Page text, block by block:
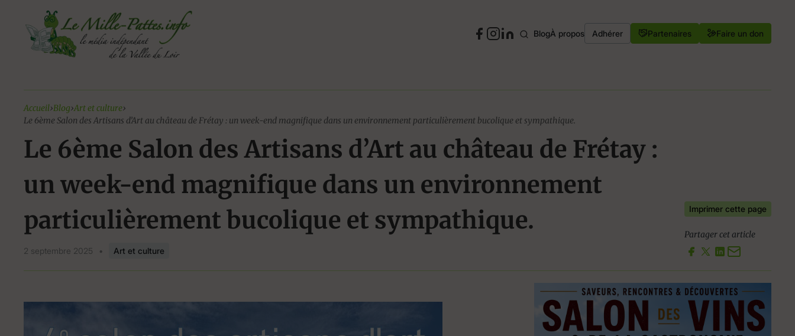
contenu
BlogÀ propos Adhérer Partenaires Faire un don
Accueil›Blog›Art et culture›
Le 6ème Salon des Artisans d’Art au château de Frétay : un week-end magnifique dans un environnement particulièrement bucolique et sympathique.
Le 6ème Salon des Artisans d’Art au château de Frétay :
un week-end magnifique dans un environnement
particulièrement bucolique et sympathique.
2 septembre 2025 • Art et culture
Imprimer cette page
Partager cet article